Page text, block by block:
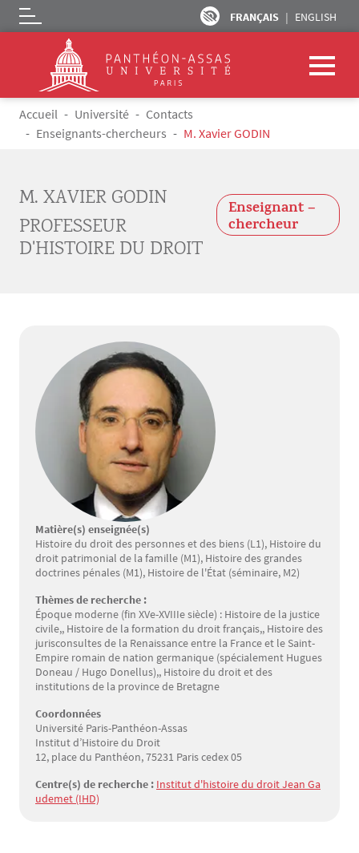
Aller au contenu principal
FRANÇAIS ENGLISH
Logo
Fil d'Ariane
Accueil Université
Contacts
Enseignants-chercheurs
M. Xavier GODIN
M. XAVIER GODIN
PROFESSEUR
D'HISTOIRE DU DROIT
Enseignant –
chercheur
Matière(s) enseignée(s)
Histoire du droit des personnes et des biens (L1), Histoire du
droit patrimonial de la famille (M1), Histoire des grandes
doctrines pénales (M1), Histoire de l'État (séminaire, M2)
Thèmes de recherche :
Époque moderne (fin XVe-XVIIIe siècle) : Histoire de la justice
civile,, Histoire de la formation du droit français,, Histoire des
jurisconsultes de la Renaissance entre la France et le Saint-
Empire romain de nation germanique (spécialement Hugues
Doneau / Hugo Donellus),, Histoire du droit et des
institutions de la province de Bretagne
Coordonnées
Université Paris-Panthéon-Assas
Institut d’Histoire du Droit
12, place du Panthéon, 75231 Paris cedex 05
Centre(s) de recherche : Institut d'histoire du droit Jean Ga
udemet (IHD)